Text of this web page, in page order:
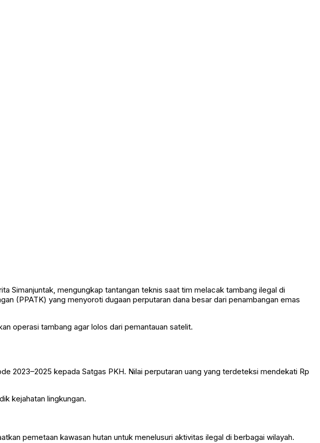
Simanjuntak, mengungkap tantangan teknis saat tim melacak tambang ilegal di
(PPATK) yang menyoroti dugaan perputaran dana besar dari penambangan emas
operasi tambang agar lolos dari pemantauan satelit.
2023–2025 kepada Satgas PKH. Nilai perputaran uang yang terdeteksi mendekati Rp
kejahatan lingkungan.
pemetaan kawasan hutan untuk menelusuri aktivitas ilegal di berbagai wilayah.